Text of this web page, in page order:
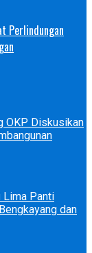
Perlindungan
OKP Diskusikan
Lima Panti
dan